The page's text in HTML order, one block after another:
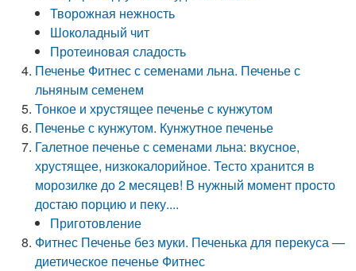
Творожная нежность
Шоколадный чит
Протеиновая сладость
Печенье Фитнес с семенами льна. Печенье с
льняным семенем
Тонкое и хрустящее печенье с кунжутом
Печенье с кунжутом. Кунжутное печенье
Галетное печенье с семенами льна: вкусное,
хрустящее, низкокалорийное. Тесто хранится в
морозилке до 2 месяцев! В нужный момент просто
достаю порцию и пеку....
Приготовление
Фитнес Печенье без муки. Печенька для перекуса —
диетическое печенье Фитнес